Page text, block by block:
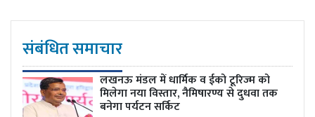
संबंधित समाचार
लखनऊ मंडल में धार्मिक व ईको टूरिज्म को
मिलेगा नया विस्तार, नैमिषारण्य से दुधवा तक
बनेगा पर्यटन सर्किट